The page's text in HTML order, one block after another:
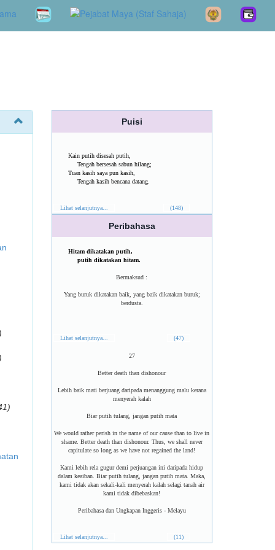
Puisi
Kain putih disesah putih,
Tengah bersesah sabun hilang;
Tuan kasih saya pun kasih,
Tengah kasih bencana datang.
Lihat selanjutnya... (148)
Peribahasa
Hitam dikatakan putih,
putih dikatakan hitam.
Bermaksud :
Yang buruk dikatakan baik, yang baik dikatakan buruk;
berdusta.
Lihat selanjutnya... (47)
27
Better death than dishonour
Lebih baik mati berjuang daripada menanggung malu kerana
menyerah kalah
Biar putih tulang, jangan putih mata
We would rather perish in the name of our cause than to live in
shame. Better death than dishonour. Thus, we shall never
capitulate so long as we have not regained the land!
Kami lebih rela gugur demi perjuangan ini daripada hidup
dalam keaiban. Biar putih tulang, jangan putih mata. Maka,
kami tidak akan sekali-kali menyerah kalah selagi tanah air
kami tidak dibebaskan!
Peribahasa dan Ungkapan Inggeris - Melayu
Lihat selanjutnya... (11)